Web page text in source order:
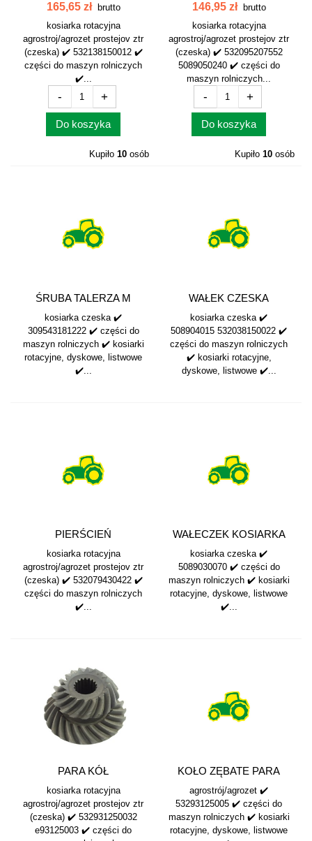
KOSIARKA...
165,65 zł
brutto
kosiarka rotacyjna
agrostroj/agrozet prostejov ztr
(czeska) ✔️ 532138150012 ✔️
części do maszyn rolniczych
✔️...
- +
Do koszyka
Kupiło 10 osób
5089050240...
146,95 zł
brutto
kosiarka rotacyjna
agrostroj/agrozet prostejov ztr
(czeska) ✔️ 532095207552
5089050240 ✔️ części do
maszyn rolniczych...
- +
Do koszyka
Kupiło 10 osób
ŚRUBA TALERZA M
12x35 KOSIARKA...
kosiarka czeska ✔️
309543181222 ✔️ części do
maszyn rolniczych ✔️ kosiarki
rotacyjne, dyskowe, listwowe
✔️...
WAŁEK CZESKA
508904015 532038150022
kosiarka czeska ✔️
508904015 532038150022 ✔️
części do maszyn rolniczych
✔️ kosiarki rotacyjne,
dyskowe, listwowe ✔️...
PIERŚCIEŃ
532079430422
kosiarka rotacyjna
agrostroj/agrozet prostejov ztr
(czeska) ✔️ 532079430422 ✔️
części do maszyn rolniczych
✔️...
WAŁECZEK KOSIARKA
CZESKA...
kosiarka czeska ✔️
5089030070 ✔️ części do
maszyn rolniczych ✔️ kosiarki
rotacyjne, dyskowe, listwowe
✔️...
PARA KÓŁ
STOŻKOWYCH
KOSIARKA...
kosiarka rotacyjna
agrostroj/agrozet prostejov ztr
(czeska) ✔️ 532931250032
e93125003 ✔️ części do
KOŁO ZĘBATE PARA
53293125005
agrostrój/agrozet ✔️
53293125005 ✔️ części do
maszyn rolniczych ✔️ kosiarki
rotacyjne, dyskowe, listwowe